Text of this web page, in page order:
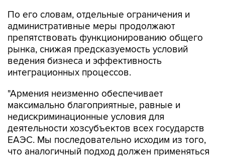
По его словам, отдельные ограничения и
административные меры продолжают
препятствовать функционированию общего
рынка, снижая предсказуемость условий
ведения бизнеса и эффективность
интеграционных процессов.
"Армения неизменно обеспечивает
максимально благоприятные, равные и
недискриминационные условия для
деятельности хозсубъектов всех государств
ЕАЭС. Мы последовательно исходим из того,
что аналогичный подход должен применяться